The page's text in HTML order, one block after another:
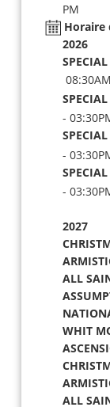
PM
Horaire
2026
08:30AM
-
-
-
2027
ALL
WHIT
ALL